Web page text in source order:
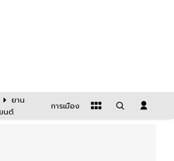
ยาน
นต์
การเมือง